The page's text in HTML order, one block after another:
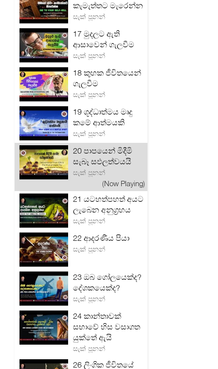
කැමැත්තට මැරෙන්න
සැක් පූනන්
17 මුදලට ඇති
ආසාවෙන් ගැලවීම
සැක් පූනන්
18 කුහක ජීවිතයෙන්
ගැලවීම
සැක් පූනන්
19 ශූද්ධාත්මය මෘදු
කමේ ආත්මයකි
සැක් පූනන්
20 පාපයෙන් මිදීමි
සැබෑ සඵලත්වයයි
සැක් පූනන්
(Now Playing)
21 යටහත්පහත් අයට
ලැබෙන අනුග්‍රහය
සැක් පූනන්
22 ආදරණීය පියා
සැක් පූනන්
23 ඔබ ගෝලයෙක්ද?
දේශකයෙක්ද?
සැක් පූනන්
24 කාන්තාවක්
සභාවේ හිස වසාගත
යුක්තේ ඇයි
සැක් පූනන්
26 ලිංගික ජීවිතයේ